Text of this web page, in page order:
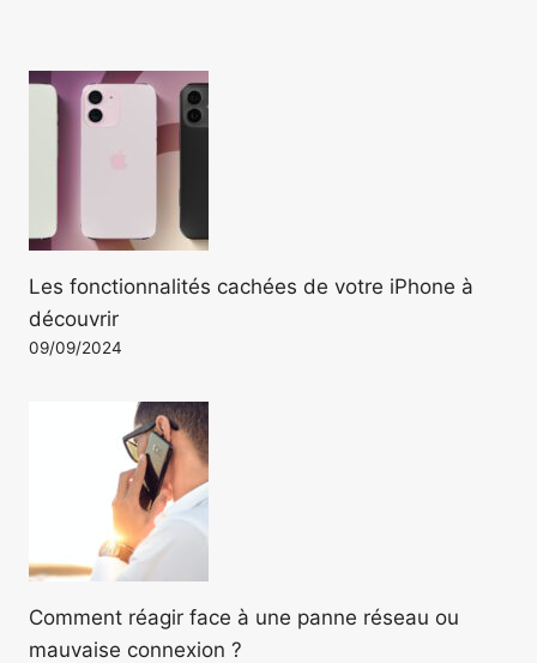
Les fonctionnalités cachées de votre iPhone à
découvrir
09/09/2024
Comment réagir face à une panne réseau ou
mauvaise connexion ?